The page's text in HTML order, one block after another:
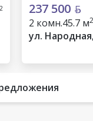
2 237 500
2 комн.45.7 м2
ул.